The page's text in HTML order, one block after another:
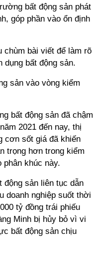
bất động sản phát
góp phần vào ổn định
chùm bài viết để làm rõ
bất động sản.
sản vào vòng kiểm
bất động sản đã chậm
2021 đến nay, thị
cơn sốt giá đã khiến
trọng hơn trong kiểm
phân khúc này.
động sản liên tục dẫn
doanh nghiệp suốt thời
tỷ đồng trái phiếu
Minh bị hủy bỏ vì vi
bất động sản chịu